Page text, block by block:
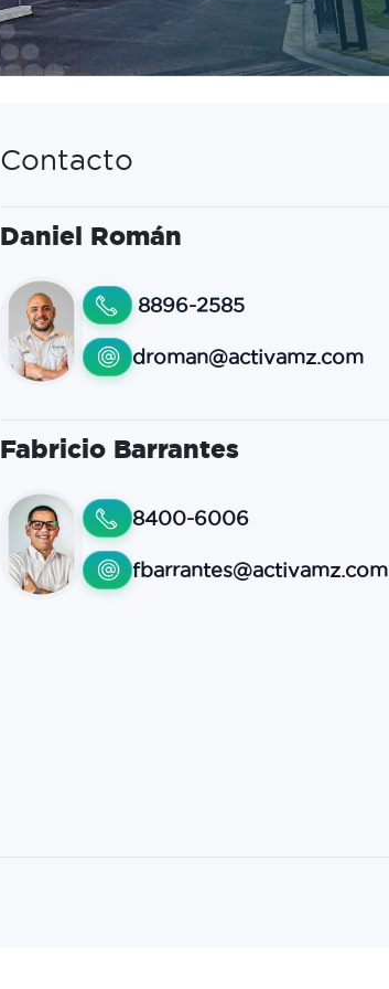
Contacto
Daniel Román
8896-2585
droman@activamz.com
Fabricio Barrantes
8400-6006
fbarrantes@activamz.com